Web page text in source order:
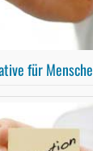
für
"Eine Welt =
Globaliserung,